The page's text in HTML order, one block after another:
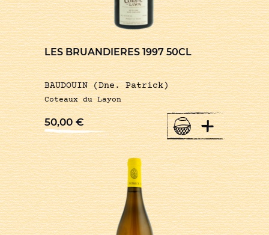
LES BRUANDIERES 1997 50CL
BAUDOUIN (Dne. Patrick)
Coteaux du Layon
50,00€ +